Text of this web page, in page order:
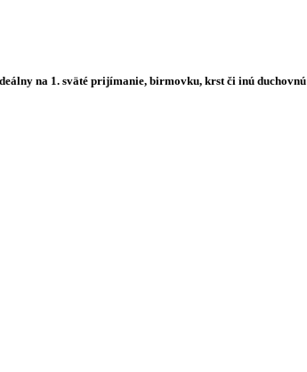
na 1. sväté prijímanie, birmovku, krst či inú